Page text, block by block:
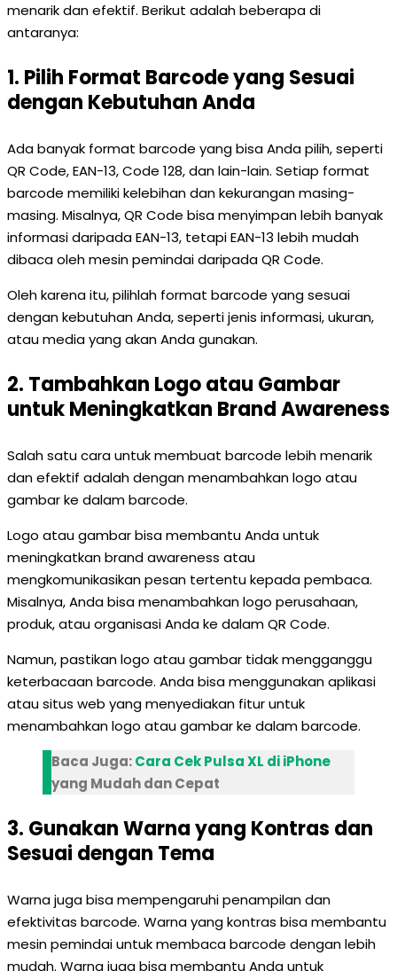
menarik dan efektif. Berikut adalah beberapa di
antaranya:
1. Pilih Format Barcode yang Sesuai
dengan Kebutuhan Anda
Ada banyak format barcode yang bisa Anda pilih, seperti
QR Code, EAN-13, Code 128, dan lain-lain. Setiap format
barcode memiliki kelebihan dan kekurangan masing-
masing. Misalnya, QR Code bisa menyimpan lebih banyak
informasi daripada EAN-13, tetapi EAN-13 lebih mudah
dibaca oleh mesin pemindai daripada QR Code.
Oleh karena itu, pilihlah format barcode yang sesuai
dengan kebutuhan Anda, seperti jenis informasi, ukuran,
atau media yang akan Anda gunakan.
2. Tambahkan Logo atau Gambar
untuk Meningkatkan Brand Awareness
Salah satu cara untuk membuat barcode lebih menarik
dan efektif adalah dengan menambahkan logo atau
gambar ke dalam barcode.
Logo atau gambar bisa membantu Anda untuk
meningkatkan brand awareness atau
mengkomunikasikan pesan tertentu kepada pembaca.
Misalnya, Anda bisa menambahkan logo perusahaan,
produk, atau organisasi Anda ke dalam QR Code.
Namun, pastikan logo atau gambar tidak mengganggu
keterbacaan barcode. Anda bisa menggunakan aplikasi
atau situs web yang menyediakan fitur untuk
menambahkan logo atau gambar ke dalam barcode.
Baca Juga:Cara Cek Pulsa XL di iPhone
yang Mudah dan Cepat
3. Gunakan Warna yang Kontras dan
Sesuai dengan Tema
Warna juga bisa mempengaruhi penampilan dan
efektivitas barcode. Warna yang kontras bisa membantu
mesin pemindai untuk membaca barcode dengan lebih
mudah. Warna juga bisa membantu Anda untuk